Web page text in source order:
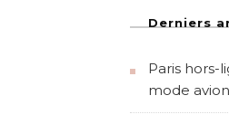
Derniers
Paris hors-
mode